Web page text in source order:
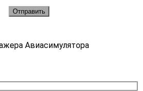
Авиасимулятора